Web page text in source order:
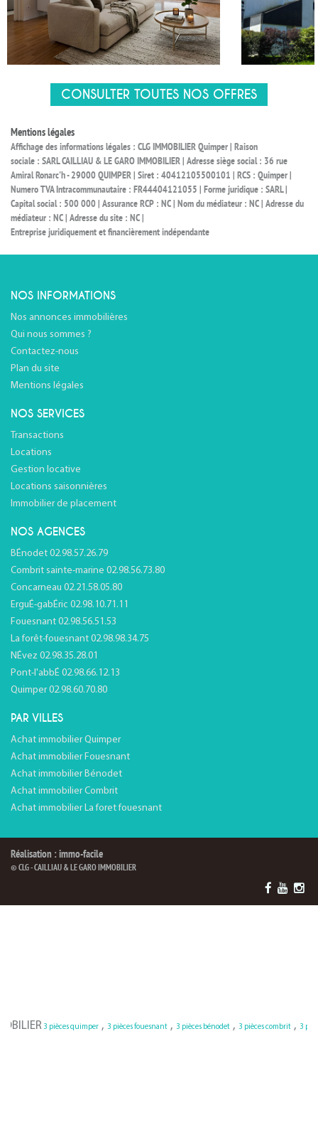
CONSULTER TOUTES NOS OFFRES
Mentions légales
Affichage des informations légales : CLG IMMOBILIER Quimper | Raison
sociale : SARL CAILLIAU & LE GARO IMMOBILIER | Adresse siège social : 36 rue
Amiral Ronarc'h - 29000 QUIMPER | Siret : 40412105500101 | RCS : Quimper |
Numero TVA Intracommunautaire : FR44404121055 | Forme juridique : SARL |
Capital social : 500 000 | Assurance RCP : NC | Nom du médiateur : NC | Adresse du
médiateur : NC | Adresse du site : NC |
Entreprise juridiquement et financièrement indépendante
NOS INFORMATIONS
Nos annonces immobilières
Qui nous sommes ?
Contactez-nous
Plan du site
Mentions légales
NOS SERVICES
Transactions
Locations
Gestion locative
Locations saisonnières
Immobilier de placement
NOS AGENCES
BÉnodet 02.98.57.26.79
Combrit sainte-marine 02.98.56.73.80
Concarneau 02.21.58.05.80
ErguÉ-gabÉric 02.98.10.71.11
Fouesnant 02.98.56.51.53
La forêt-fouesnant 02.98.98.34.75
NÉvez 02.98.35.28.01
Pont-l'abbÉ 02.98.66.12.13
Quimper 02.98.60.70.80
PAR VILLES
Achat immobilier Quimper
Achat immobilier Fouesnant
Achat immobilier Bénodet
Achat immobilier Combrit
Achat immobilier La foret fouesnant
Réalisation : immo-facile
© CLG - CAILLIAU & LE GARO IMMOBILIER
quimper ,3 pièces fouesnant ,3 pièces bénodet ,3 pièces combrit ,3 pièces concarneau